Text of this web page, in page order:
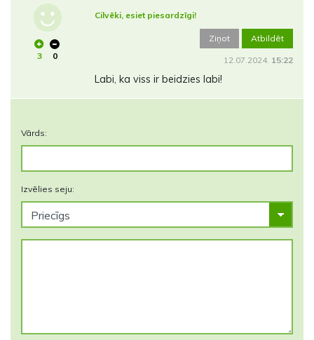
3 0
Cilvēki, esiet piesardzīgi!
Ziņot Atbildēt
12.07.2024. 15:22
Labi, ka viss ir beidzies labi!
Vārds:
Izvēlies seju: